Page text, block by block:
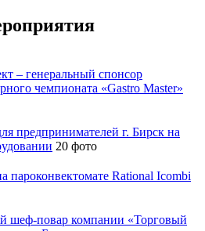
– генеральный спонсор
чемпионата «Gastro Master»
предпринимателей г. Бирск на
20 фото
пароконвектомате Rational Icombi
шеф-повар компании «Торговый